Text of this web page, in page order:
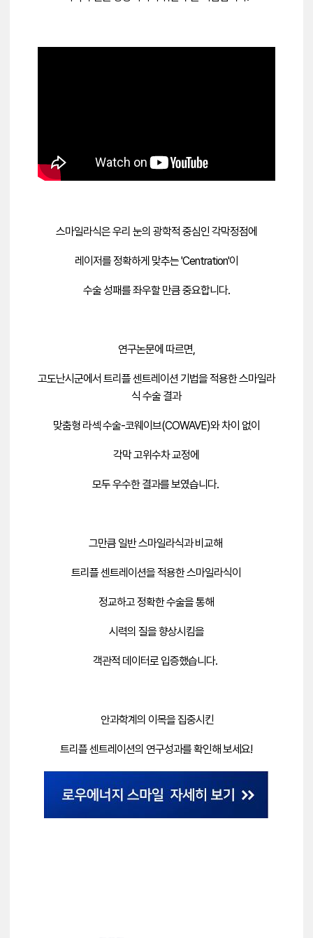
스마일라식은우리 눈의 광학적 중심인 각막정점에
레이저를 정확하게 맞추는 'Centration'이
수술 성패를 좌우할 만큼 중요합니다.
연구논문에 따르면,
고도난시군에서 트리플 센트레이션 기법을 적용한 스마일라
식 수술 결과
맞춤형 라섹 수술-코웨이브(COWAVE)와 차이 없이
각막 고위수차 교정에
모두 우수한 결과를 보였습니다.
그만큼 일반 스마일라식과 비교해
트리플 센트레이션을 적용한 스마일라식이
정교하고 정확한 수술을 통해
시력의 질을 향상시킴을
객관적 데이터로 입증했습니다.
안과학계의 이목을 집중시킨
트리플 센트레이션의 연구성과를확인해 보세요!